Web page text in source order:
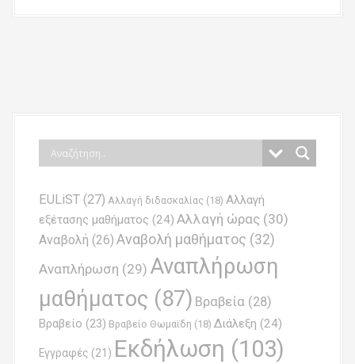
EULiST (27) Αλλαγή διδασκαλίας (18) Αλλαγή
εξέτασης μαθήματος (24) Αλλαγή ώρας (30)
Αναβολή (26) Αναβολή μαθήματος (32)
Αναπλήρωση (29) Αναπλήρωση
μαθήματος (87) Βραβεία (28)
Βραβείο (23) Βραβείο Θωμαϊδη (18) Διάλεξη (24)
Εγγραφές (21) Εκδήλωση (103)